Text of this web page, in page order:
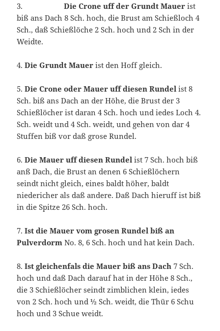
3.Die Crone uff der Grundt Mauer ist
biß ans Dach 8 Sch. hoch, die Brust am Schießloch 4
Sch., daß Schießlöche 2 Sch. hoch und 2 Sch in der
Weidte.
4.Die Grundt Mauer ist den Hoff gleich.
5.Die Crone oder Mauer uff diesen Rundel ist 8
Sch. biß ans Dach an der Höhe, die Brust der 3
Schießlöcher ist daran 4 Sch. hoch und iedes Loch 4.
Sch. weidt und 4 Sch. weidt, und gehen von dar 4
Stuffen biß vor daß grose Rundel.
6.Die Mauer uff diesen Rundel ist 7 Sch. hoch biß
anß Dach, die Brust an denen 6 Schießlöchern
seindt nicht gleich, eines baldt höher, baldt
niedericher als daß andere. Daß Dach hieruff ist biß
in die Spitze 26 Sch. hoch.
7.Ist die Mauer vom grosen Rundel biß an
Pulverdorm No. 8, 6 Sch. hoch und hat kein Dach.
8.Ist gleichenfals die Mauer biß ans Dach 7 Sch.
hoch und daß Dach darauf hat in der Höhe 8 Sch.,
die 3 Schießlöcher seindt zimblichen klein, iedes
von 2 Sch. hoch und ½ Sch. weidt, die Thür 6 Schu
hoch und 3 Schue weidt.